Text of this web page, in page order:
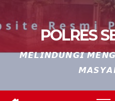
POLRES
𝙈𝙀𝙇𝙄𝙉𝘿𝙐𝙉𝙂𝙄